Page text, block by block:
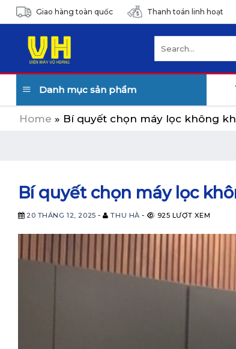
Skip
to
content
Giao hàng toàn quốc Thanh toán linh hoạt
for:
Danh mục sản phẩm
Home » Bí quyết chọn máy lọc không
Bí quyết chọn máy lọc
20 THÁNG 12, 2025 - THU HÀ - 925 LƯỢT XEM